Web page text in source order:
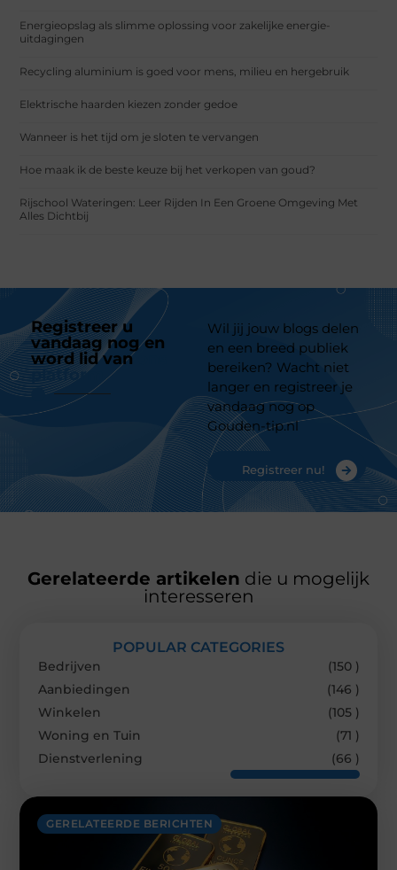
Energieopslag als slimme oplossing voor zakelijke energie-
uitdagingen
Recycling aluminium is goed voor mens, milieu en hergebruik
Elektrische haarden kiezen zonder gedoe
Wanneer is het tijd om je sloten te vervangen
Hoe maak ik de beste keuze bij het verkopen van goud?
Rijschool Wateringen: Leer Rijden In Een Groene Omgeving Met
Alles Dichtbij
Registreer u
vandaag nog en
word lid van
platform
Wil jij jouw blogs delen
en een breed publiek
bereiken? Wacht niet
langer en registreer je
vandaag nog op
Gouden-tip.nl
Registreer nu!
Gerelateerde artikelen die u mogelijk
interesseren
GERELATEERDE BERICHTEN
POPULAR CATEGORIES
Bedrijven
(150 )
Aanbiedingen
(146 )
Winkelen
(105 )
Woning en Tuin
(71 )
Dienstverlening
(66 )